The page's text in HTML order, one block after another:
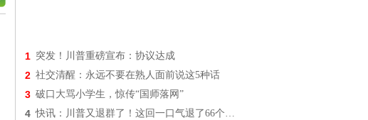
1 突发！川普重磅宣布：协议达成
2 社交清醒：永远不要在熟人面前说这5种话
3 破口大骂小学生，惊传“国师落网”
4 快讯：川普又退群了！这回一口气退了66个…